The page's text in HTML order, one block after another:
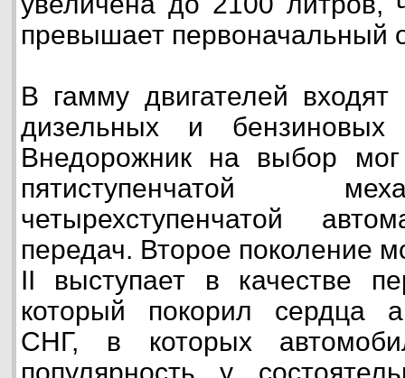
превышает первоначальный
В гамму двигателей входят
дизельных и бензиновых
Внедорожник на выбор мог
пятиступенчатой
четырехступенчатой
передач. Второе поколение
II выступает в качестве
который покорил сердца
СНГ, в которых